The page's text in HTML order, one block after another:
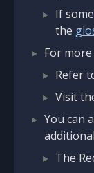
If some
the
For
Refer
Visit
You can
The